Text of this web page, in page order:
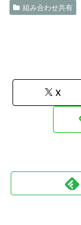
組み合わせ共有
X